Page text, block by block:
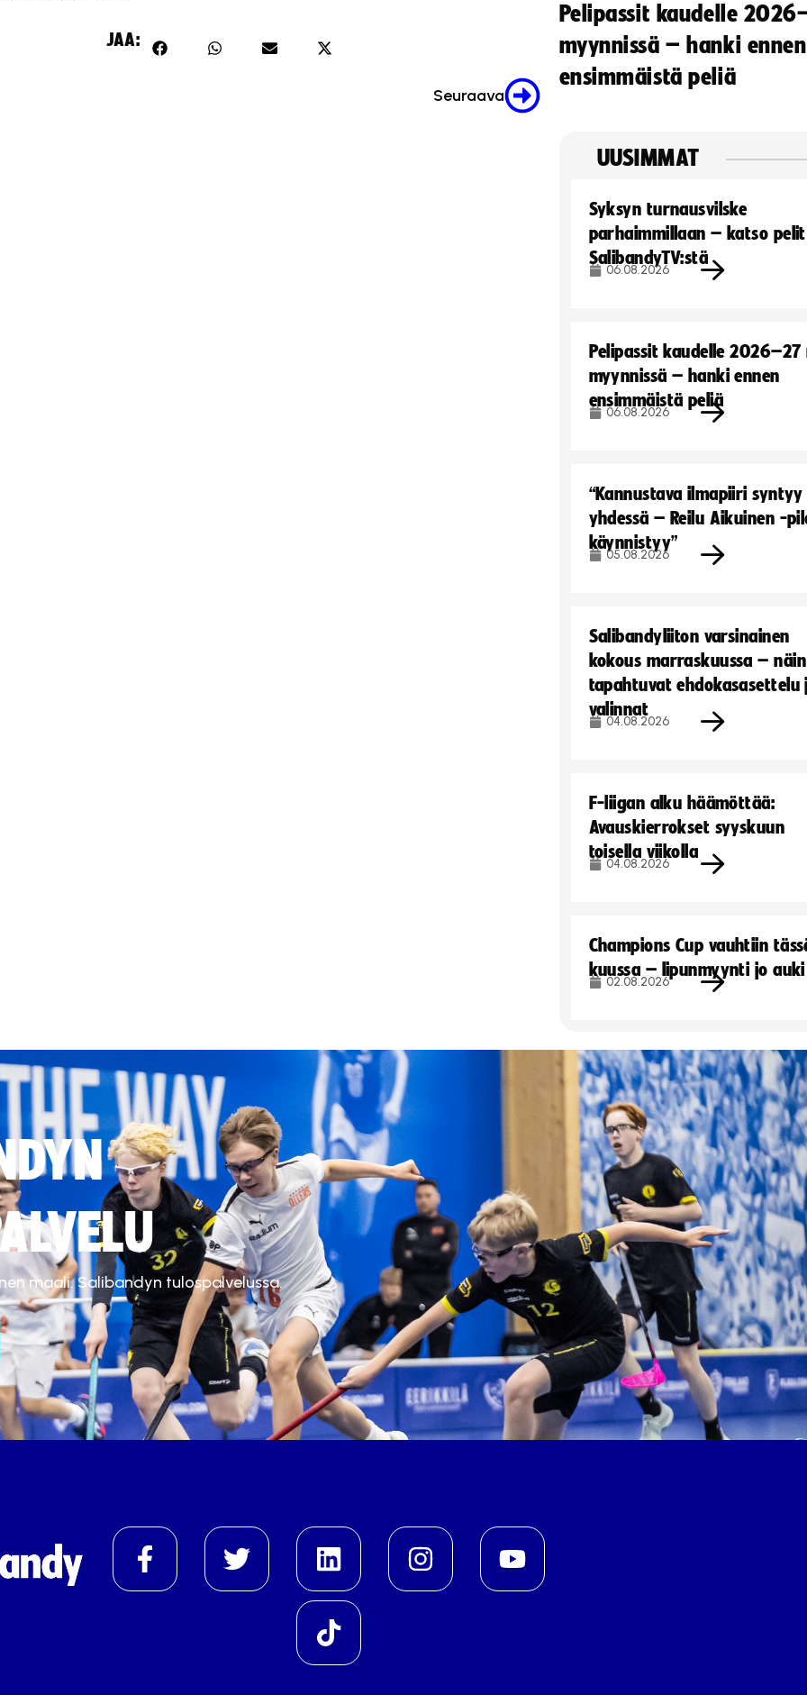
JAA:
Seuraava
Pelipassit kaudelle
myynnissä – hanki ennen
ensimmäistä peliä
UUSIMMAT
Syksyn turnausvilske
parhaimmillaan – katso pelit
SalibandyTV:stä
06.08.2026
Pelipassit kaudelle
myynnissä – hanki ennen
ensimmäistä peliä
06.08.2026
“Kannustava ilmapiiri syntyy
yhdessä – Reilu Aikuinen -
käynnistyy”
05.08.2026
Salibandyliiton varsinainen
kokous marraskuussa – näin
tapahtuvat ehdokasasettelu
valinnat
04.08.2026
F-liigan alku häämöttää:
Avauskierrokset syyskuun
toisella viikolla
04.08.2026
Champions Cup vauhtiin
kuussa – lipunmyynti jo auki
02.08.2026
maali. Salibandyn tulospalvelussa.